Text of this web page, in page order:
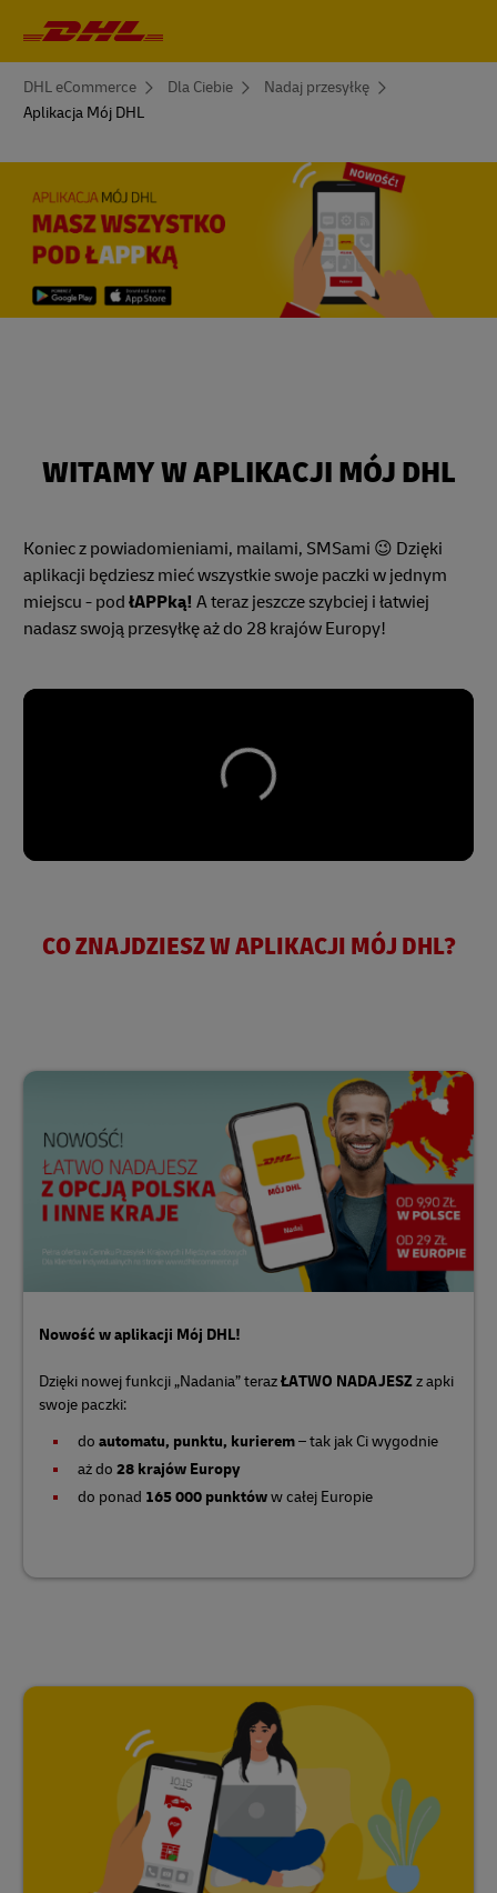
główna
You
here
DHL eCommerce Dla Ciebie
Nadaj przesyłkę
Aplikacja Mój DHL
WITAMY W APLIKACJI MÓJ DHL
Koniec z powiadomieniami, mailami, SMSami 😉 Dzięki
aplikacji będziesz mieć wszystkie swoje paczki w jednym
miejscu - pod łAPPką! A teraz jeszcze szybciej i łatwiej
nadasz swoją przesyłkę aż do 28 krajów Europy!
CO ZNAJDZIESZ W APLIKACJI MÓJ DHL?
Nowość w aplikacji Mój DHL!
Dzięki nowej funkcji „Nadania” terazŁATWO NADAJESZz apki
swoje paczki:
do automatu, punktu, kurierem– tak jak Ci wygodnie
aż do 28 krajów Europy
do ponad 165 000 punktóww całej Europie